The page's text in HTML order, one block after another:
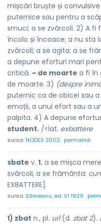
mișcări bruște și
puternice sau pentru a
smuci; a se zvârcoli. 2) A
încolo și încoace; a nu sta
zvârcoli; a se agita; a se
a depune eforturi mari
critică. ~ de moarte a fi în
de moarte. 3) (despre
puternic ca de obicei sau
emoții, a unui efort sau a
palpita. 4) A depune
student. /<lat. exbattere
sursa:NODEX 2002 permalink
sbate v. 1. a se mișca
svârcoli, a se frământa:
EXBATTERE].
sursa:Șăineanu, ed. VI 1929
1) zbat n., pl. urĭ(d. zbat 2).